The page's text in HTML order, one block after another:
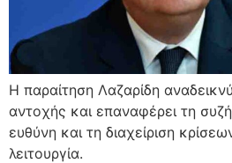
Η παραίτηση Λαζαρίδη
αντοχής και επαναφέρει τη
ευθύνη και τη διαχείριση
λειτουργία.